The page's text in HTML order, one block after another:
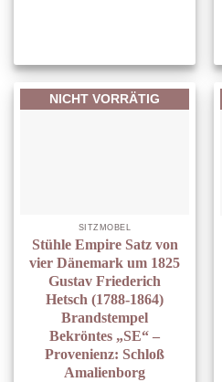
NICHT VORRÄTIG
SITZMÖBEL
Stühle Empire Satz von
vier Dänemark um 1825
Gustav Friederich
Hetsch (1788-1864)
Brandstempel
Bekröntes „SE“ –
Provenienz: Schloß
Amalienborg